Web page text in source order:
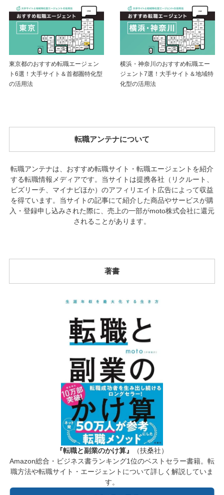
東京都のおすすめ転職エージェン
ト6選！大手サイト＆首都圏特化型
の活用法
横浜・神奈川のおすすめ転職エー
ジェント7選！大手サイト＆地域特
化型の活用法
転職アンテナについて
転職アンテナは、おすすめ転職サイト・転職エージェントを紹介
する転職情報メディアです。当サイトは提携各社（リクルート、
ビズリーチ、マイナビほか）のアフィリエイト広告によって収益
を得ています。当サイトの記事にて紹介した商品やサービスが購
入・登録申し込みされた際に、売上の一部がmoto株式会社に還元
されることがあります。
著書
『転職と副業のかけ算』
（扶桑社）
Amazon総合・ビジネス書ランキング1位のベストセラー書籍。転
職方法や転職サイト・エージェントについて詳しく解説していま
す。